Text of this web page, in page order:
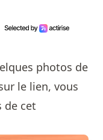
photos de
le lien, vous
de cet